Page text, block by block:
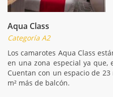
Aqua Class
Categoría A2
Los camarotes Aqua Class
en una zona especial ya que,
Cuentan con un espacio de
m² más de balcón.